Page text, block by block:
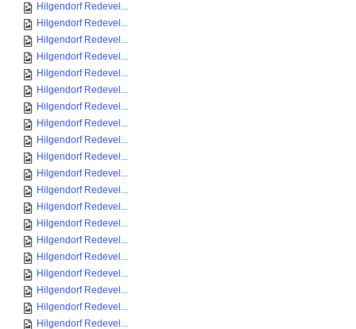
Hilgendorf Redevel...
Hilgendorf Redevel...
Hilgendorf Redevel...
Hilgendorf Redevel...
Hilgendorf Redevel...
Hilgendorf Redevel...
Hilgendorf Redevel...
Hilgendorf Redevel...
Hilgendorf Redevel...
Hilgendorf Redevel...
Hilgendorf Redevel...
Hilgendorf Redevel...
Hilgendorf Redevel...
Hilgendorf Redevel...
Hilgendorf Redevel...
Hilgendorf Redevel...
Hilgendorf Redevel...
Hilgendorf Redevel...
Hilgendorf Redevel...
Hilgendorf Redevel...